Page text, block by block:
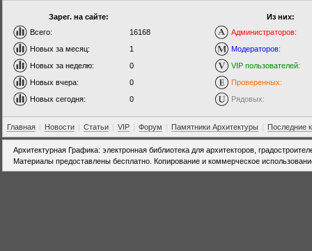
Зарег. на сайте:
Всего:
16168
Новых за месяц:
1
Новых за неделю:
0
Новых вчера:
0
Новых сегодня:
0
Из них:
Администраторов:
Модераторов:
VIP пользователей:
Проверенных:
Рядовых:
Главная | Новости | Статьи | VIP | Форум | Памятники Архитектуры | Последние
Архитектурная Графика: электронная библиотека для архитекторов,
Материалы предоставлены бесплатно. Копирование и коммерческое